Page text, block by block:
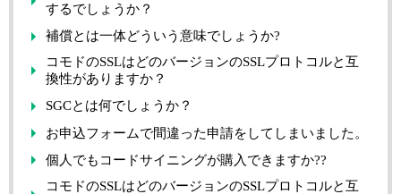
するでしょうか？
補償とは一体どういう意味でしょうか?
コモドのSSLはどのバージョンのSSLプロトコルと互
換性がありますか？
SGCとは何でしょうか？
お申込フォームで間違った申請をしてしまいました。
個人でもコードサイニングが購入できますか??
コモドのSSLはどのバージョンのSSLプロトコルと互